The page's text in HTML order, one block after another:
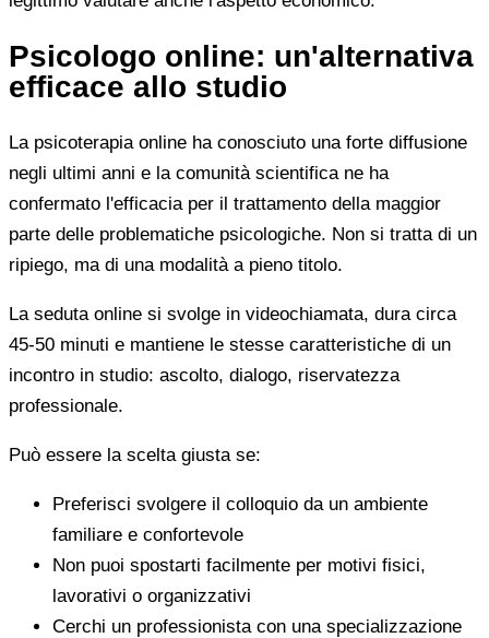
Psicologo online: un'alternativa
efficace allo studio
La psicoterapia online ha conosciuto una forte diffusione
negli ultimi anni e la comunità scientifica ne ha
confermato l'efficacia per il trattamento della maggior
parte delle problematiche psicologiche. Non si tratta di un
ripiego, ma di una modalità a pieno titolo.
La seduta online si svolge in videochiamata, dura circa
45-50 minuti e mantiene le stesse caratteristiche di un
incontro in studio: ascolto, dialogo, riservatezza
professionale.
Può essere la scelta giusta se:
Preferisci svolgere il colloquio da un ambiente
familiare e confortevole
Non puoi spostarti facilmente per motivi fisici,
lavorativi o organizzativi
Cerchi un professionista con una specializzazione